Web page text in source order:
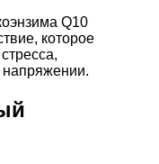
Q10
которое